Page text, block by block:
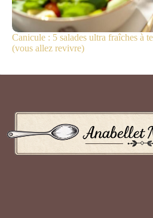
Canicule : 5 salades ultra fraîches à
(vous allez revivre)